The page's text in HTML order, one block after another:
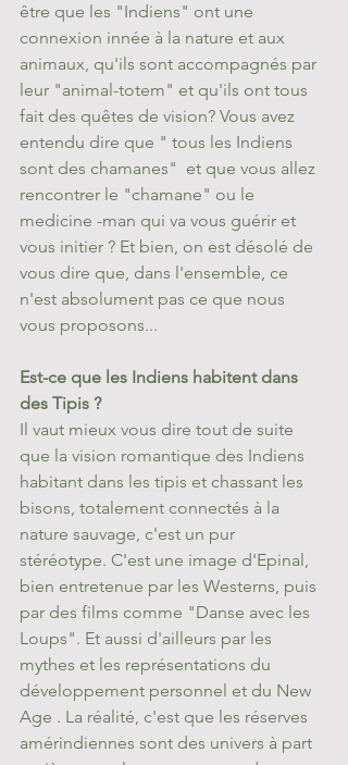
être que les "Indiens" ont une
connexion innée à la nature et aux
animaux, qu'ils sont accompagnés par
leur "animal-totem" et qu'ils ont tous
fait des quêtes de vision? Vous avez
entendu dire que " tous les Indiens
sont des chamanes"  et que vous allez
rencontrer le "chamane" ou le
medicine -man qui va vous guérir et
vous initier ? Et bien, on est désolé de
vous dire que, dans l'ensemble, ce
n'est absolument pas ce que nous
vous proposons...
Est-ce que les Indiens habitent dans
des Tipis ?
Il vaut mieux vous dire tout de suite
que la vision romantique des Indiens
habitant dans les tipis et chassant les
bisons, totalement connectés à la
nature sauvage, c'est un pur
stéréotype. C'est une image d'Epinal,
bien entretenue par les Westerns, puis
par des films comme "Danse avec les
Loups". Et aussi d'ailleurs par les
mythes et les représentations du
développement personnel et du New
Age . La réalité, c'est que les réserves
amérindiennes sont des univers à part